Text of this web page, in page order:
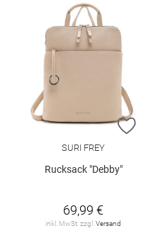
ZUR
SURI FREY
Rucksack "Debby"
69,99 €
inkl. MwSt. zzgl. Versand